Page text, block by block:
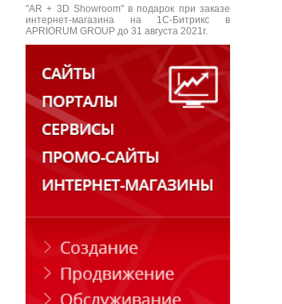
"AR + 3D Showroom" в подарок при заказе
интернет-магазина на 1С-Битрикс в
APRIORUM GROUP до 31 августа 2021г.